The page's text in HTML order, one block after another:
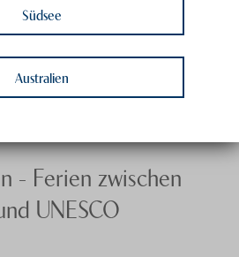
Südsee
Australien
- Ferien zwischen
UNESCO